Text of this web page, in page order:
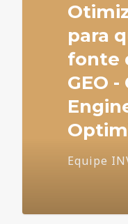
para
fonte
GEO
Equipe